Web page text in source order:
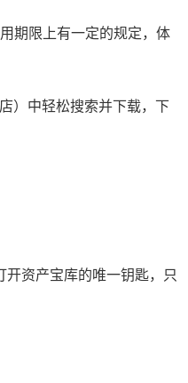
期限上有一定的规定，体
）中轻松搜索并下载，下
资产宝库的唯一钥匙，只